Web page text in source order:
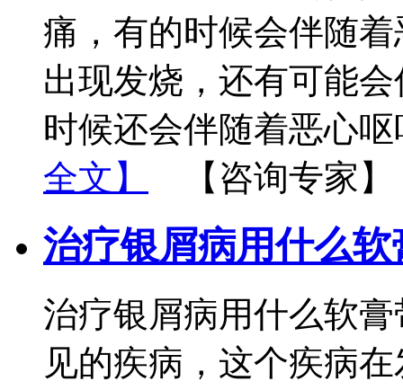
痛，有的时候会伴随
出现发烧，还有可能
时候还会伴随着恶心
全文】
【咨询专家】
治疗银屑病用什么软
治疗银屑病用什么软
见的疾病，这个疾病